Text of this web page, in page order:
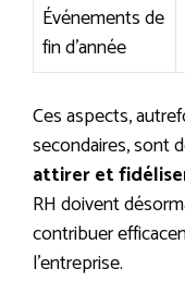
Événements de
fin d’année
Ces aspects,
secondaires, sont
attirer et
RH doivent
contribuer
l’entreprise.